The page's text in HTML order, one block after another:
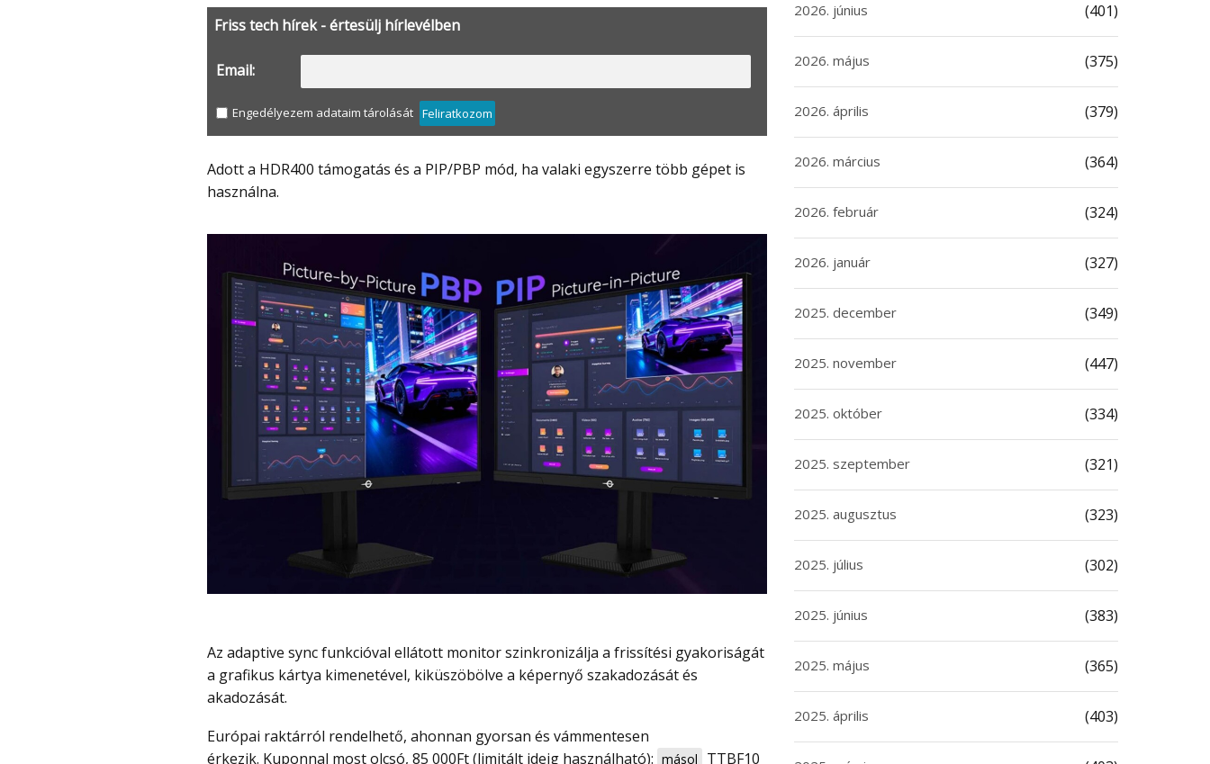
Friss tech hírek - értesülj hírlevélben
Email:
Engedélyezem adataim tárolását Feliratkozom
Adott a HDR400 támogatás és a PIP/PBP mód, ha valaki egyszerre több gépet is
használna.
Az adaptive sync funkcióval ellátott monitor szinkronizálja a frissítési gyakoriságát
a grafikus kártya kimenetével, kiküszöbölve a képernyő szakadozását és
akadozását.
Európai raktárról rendelhető, ahonnan gyorsan és vámmentesen
érkezik. Kuponnal most olcsó, 85 000Ft (limitált ideig használható): másol TTBF10
2026. június (401)
2026. május (375)
2026. április (379)
2026. március (364)
2026. február (324)
2026. január (327)
2025. december (349)
2025. november (447)
2025. október (334)
2025. szeptember (321)
2025. augusztus (323)
2025. július (302)
2025. június (383)
2025. május (365)
2025. április (403)